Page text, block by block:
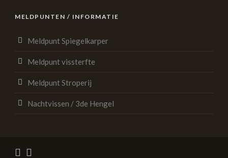
MELDPUNTEN / INFORMATIE
Meldpunt Spiegelkarper
Meldpunt vissterfte
Meldpunt Stroperij
Nachtvissen / 3de Hengel